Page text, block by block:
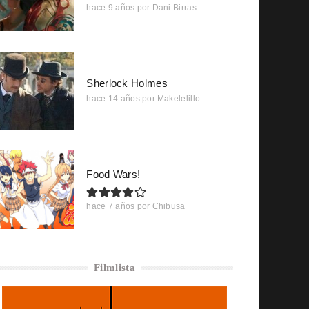
hace 9 años por Dani Birras
Sherlock Holmes
hace 14 años por Makelelillo
Food Wars!
hace 7 años por Chibusa
Filmlista